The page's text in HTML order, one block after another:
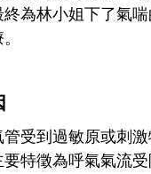
為林小姐下了氣
受到過敏原或刺
特徵為呼氣氣流